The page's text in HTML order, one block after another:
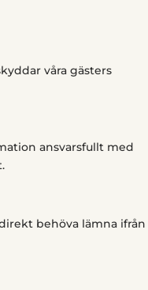
våra gästers
ansvarsfullt med
behöva lämna ifrån